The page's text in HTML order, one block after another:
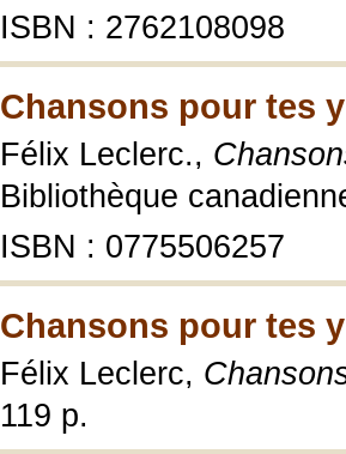
ISBN : 2762108098
Chansons pour tes
Félix Leclerc.,
Bibliothèque
ISBN : 0775506257
Chansons pour tes
Félix Leclerc,
119 p.